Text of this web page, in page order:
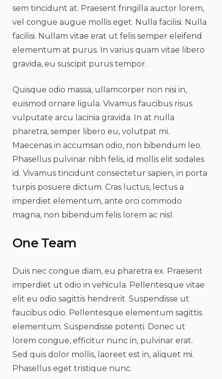
sem tincidunt at. Praesent fringilla auctor lorem,
vel congue augue mollis eget. Nulla facilisi. Nulla
facilisi. Nullam vitae erat ut felis semper eleifend
elementum at purus. In varius quam vitae libero
gravida, eu suscipit purus tempor.
Quisque odio massa, ullamcorper non nisi in,
euismod ornare ligula. Vivamus faucibus risus
vulputate arcu lacinia gravida. In at nulla
pharetra, semper libero eu, volutpat mi.
Maecenas in accumsan odio, non bibendum leo.
Phasellus pulvinar nibh felis, id mollis elit sodales
id. Vivamus tincidunt consectetur sapien, in porta
turpis posuere dictum. Cras luctus, lectus a
imperdiet elementum, ante orci commodo
magna, non bibendum felis lorem ac nisl.
One Team
Duis nec congue diam, eu pharetra ex. Praesent
imperdiet ut odio in vehicula. Pellentesque vitae
elit eu odio sagittis hendrerit. Suspendisse ut
faucibus odio. Pellentesque elementum sagittis
elementum. Suspendisse potenti. Donec ut
lorem congue, efficitur nunc in, pulvinar erat.
Sed quis dolor mollis, laoreet est in, aliquet mi.
Phasellus eget tristique nunc.